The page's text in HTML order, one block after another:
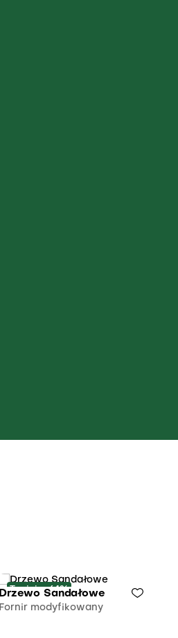
Taniej o 64%
Drzewo Sandałowe
Fornir modyfikowany